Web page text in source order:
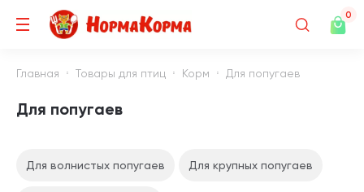
0
Главная Товары для птиц Корм Для попугаев
Для попугаев
Для волнистых попугаев Для крупных попугаев